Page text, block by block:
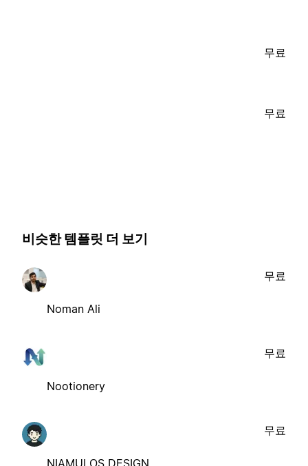
무료
무료
비슷한 템플릿 더 보기
Noman Ali
무료
Nootionery
무료
NIAMULOS DESIGN
무료